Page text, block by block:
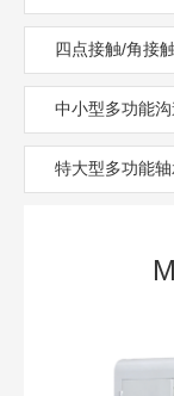
四点接触/角接
中小型多功能
特大型多功能